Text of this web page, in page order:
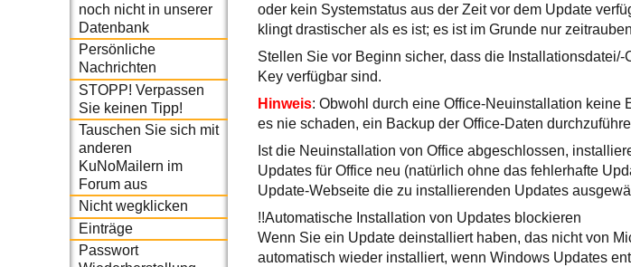
noch nicht in unserer
Datenbank
Persönliche
Nachrichten
STOPP! Verpassen
Sie keinen Tipp!
Tauschen Sie sich mit
anderen
KuNoMailern im
Forum aus
Nicht wegklicken
Einträge
Passwort
oder kein Systemstatus aus der Zeit vor dem Update
klingt drastischer als es ist; es ist im Grunde nur
Stellen Sie vor Beginn sicher, dass die
Key verfügbar sind.
Hinweis: Obwohl durch eine Office-Neuinstallation keine
es nie schaden, ein Backup der Office-Daten
Ist die Neuinstallation von Office abgeschlossen,
Updates für Office neu (natürlich ohne das fehlerhafte
Update-Webseite die zu installierenden Updates
!!Automatische Installation von Updates blockieren
Wenn Sie ein Update deinstalliert haben, das nicht von
automatisch wieder installiert, wenn Windows Updates